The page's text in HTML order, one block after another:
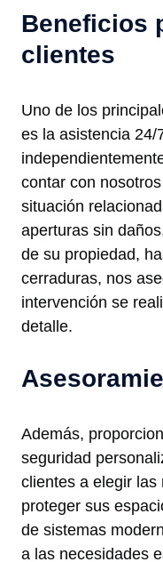
Beneficios
clientes
Uno de los
es la asistencia 24/
contar con
situación
aperturas sin
de su propiedad,
cerraduras, nos
intervención se
detalle.
Además,
seguridad
clientes a elegir las
proteger sus
de sistemas
a las necesidades